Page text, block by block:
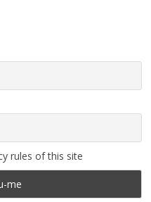
rules of this site